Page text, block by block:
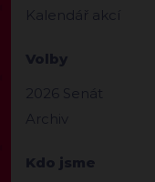
Kalendář akcí
Volby
2026 Senát
Archiv
Kdo jsme